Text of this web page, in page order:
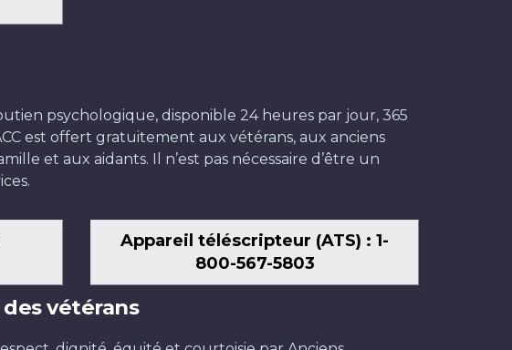
psychologique, disponible 24 heures par jour, 365
est offert gratuitement aux vétérans, aux anciens
et aux aidants. Il n’est pas nécessaire d’être un
Appareil téléscripteur (ATS) : 1-
800-567-5803
vétérans